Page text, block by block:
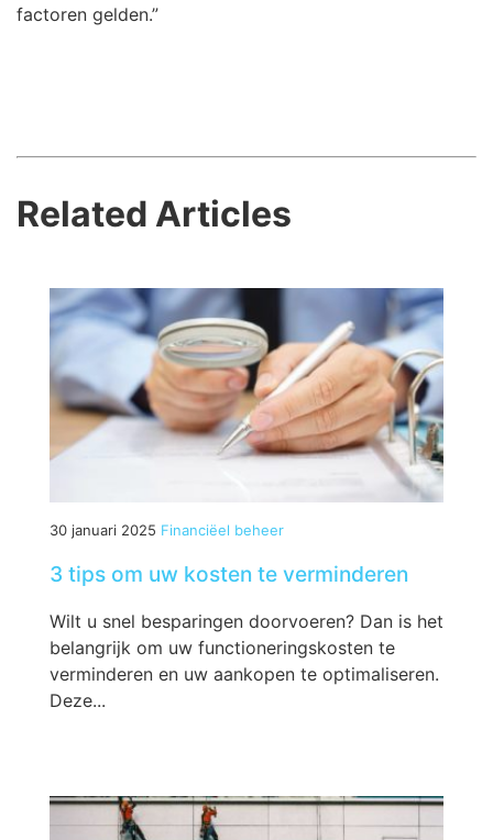
factoren gelden.”
Related Articles
30 januari 2025 Financiëel beheer
3 tips om uw kosten te verminderen
Wilt u snel besparingen doorvoeren? Dan is het
belangrijk om uw functioneringskosten te
verminderen en uw aankopen te optimaliseren.
Deze...